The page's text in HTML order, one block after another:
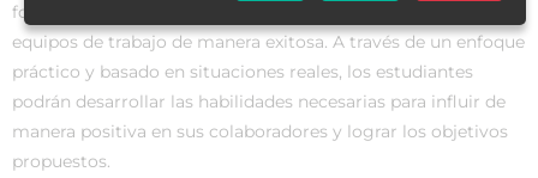
fortaleciendo así su capacidad para liderar y gestionar
equipos de trabajo de manera exitosa. A través de un enfoque
práctico y basado en situaciones reales, los estudiantes
podrán desarrollar las habilidades necesarias para influir de
manera positiva en sus colaboradores y lograr los objetivos
propuestos.